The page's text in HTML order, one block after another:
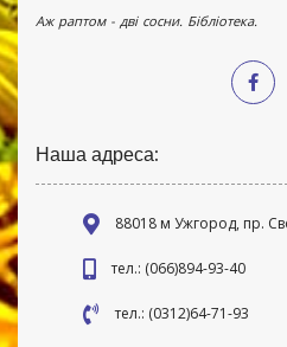
Аж раптом - дві сосни. Бібліотека.
Наша адреса:
88018 м Ужгород, пр.
тел.: (066)894-93-40
тел.: (0312)64-71-93